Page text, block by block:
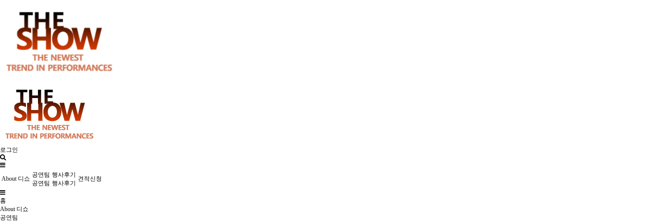
로그인
About 디쇼
공연팀
공연팀
행사후기
행사후기
견적신청
홈
About 디쇼
공연팀